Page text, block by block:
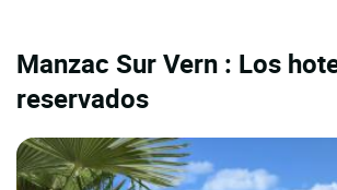
Manzac Sur Vern : Los
reservados